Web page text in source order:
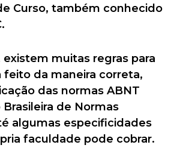
Curso, também conhecido
existem muitas regras para
feito da maneira correta,
das normas ABNT
Brasileira de Normas
algumas especificidades
faculdade pode cobrar.